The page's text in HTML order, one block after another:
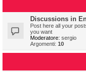
Discussions in
Post here all your
you want
Moderatore: sergio
Argomenti: 10